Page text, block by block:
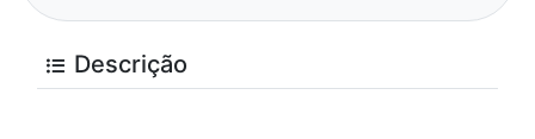
Descrição